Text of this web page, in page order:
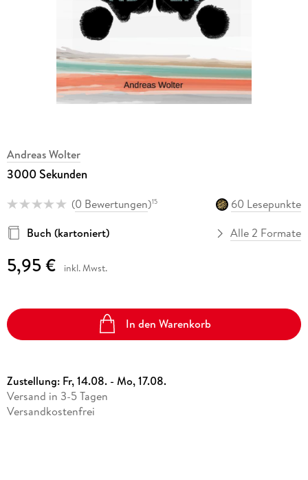
Andreas Wolter
3000 Sekunden
(0 Bewertungen)15
60 Lesepunkte
Buch (kartoniert)
Alle 2 Formate
5,95 € inkl. Mwst.
In den Warenkorb
Zustellung: Fr, 14.08. - Mo, 17.08.
Versand in 3-5 Tagen
Versandkostenfrei